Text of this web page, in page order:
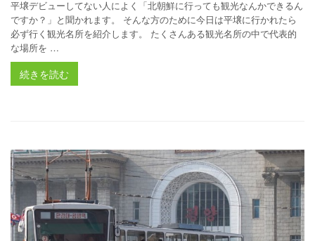
平壌デビューしてない人によく「北朝鮮に行っても観光なんかできるん
ですか？」と聞かれます。 そんな方のために今日は平壌に行かれたら
必ず行く観光名所を紹介します。 たくさんある観光名所の中で代表的
な場所を …
続きを読む